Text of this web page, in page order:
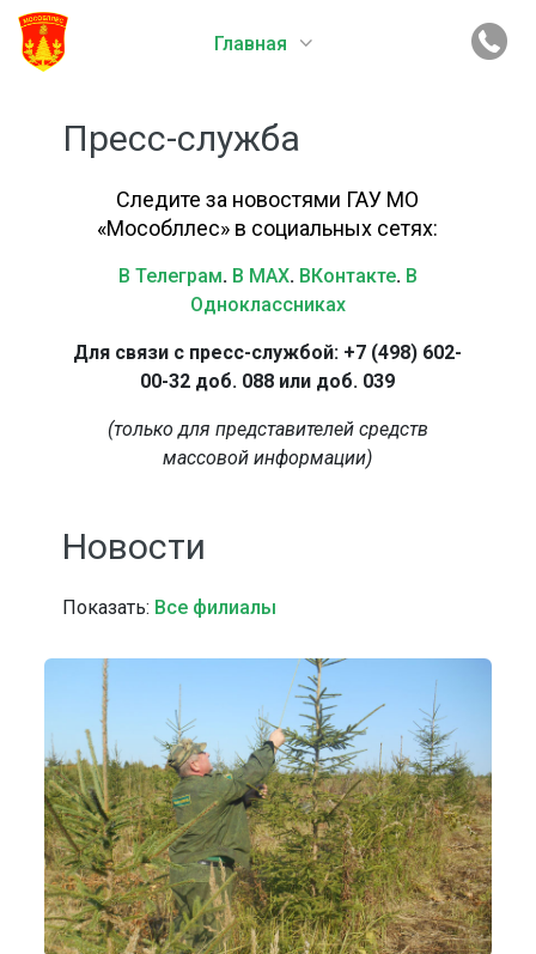
Главная
Пресс-служба
Следите за новостями ГАУ МО
«Мособллес» в социальных сетях:
В Телеграм. В MAX. ВКонтакте. В
Одноклассниках
Для связи с пресс-службой: +7 (498) 602-
00-32 доб. 088 или доб. 039
(только для представителей средств
массовой информации)
Новости
Показать: Все филиалы